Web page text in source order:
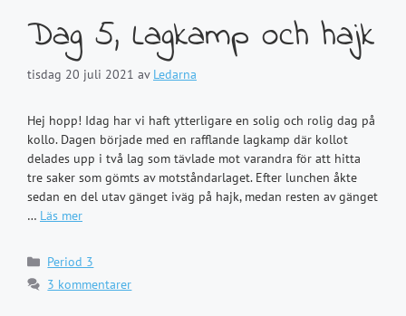
Dag 5, Lagkamp och hajk
tisdag 20 juli 2021 av Ledarna
Hej hopp! Idag har vi haft ytterligare en solig och rolig dag på
kollo. Dagen började med en rafflande lagkamp där kollot
delades upp i två lag som tävlade mot varandra för att hitta
tre saker som gömts av motståndarlaget. Efter lunchen åkte
sedan en del utav gänget iväg på hajk, medan resten av gänget
… Läs mer
Kategorier
Period 3
3 kommentarer